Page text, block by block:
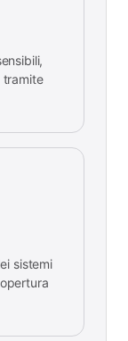
tramite
sistemi